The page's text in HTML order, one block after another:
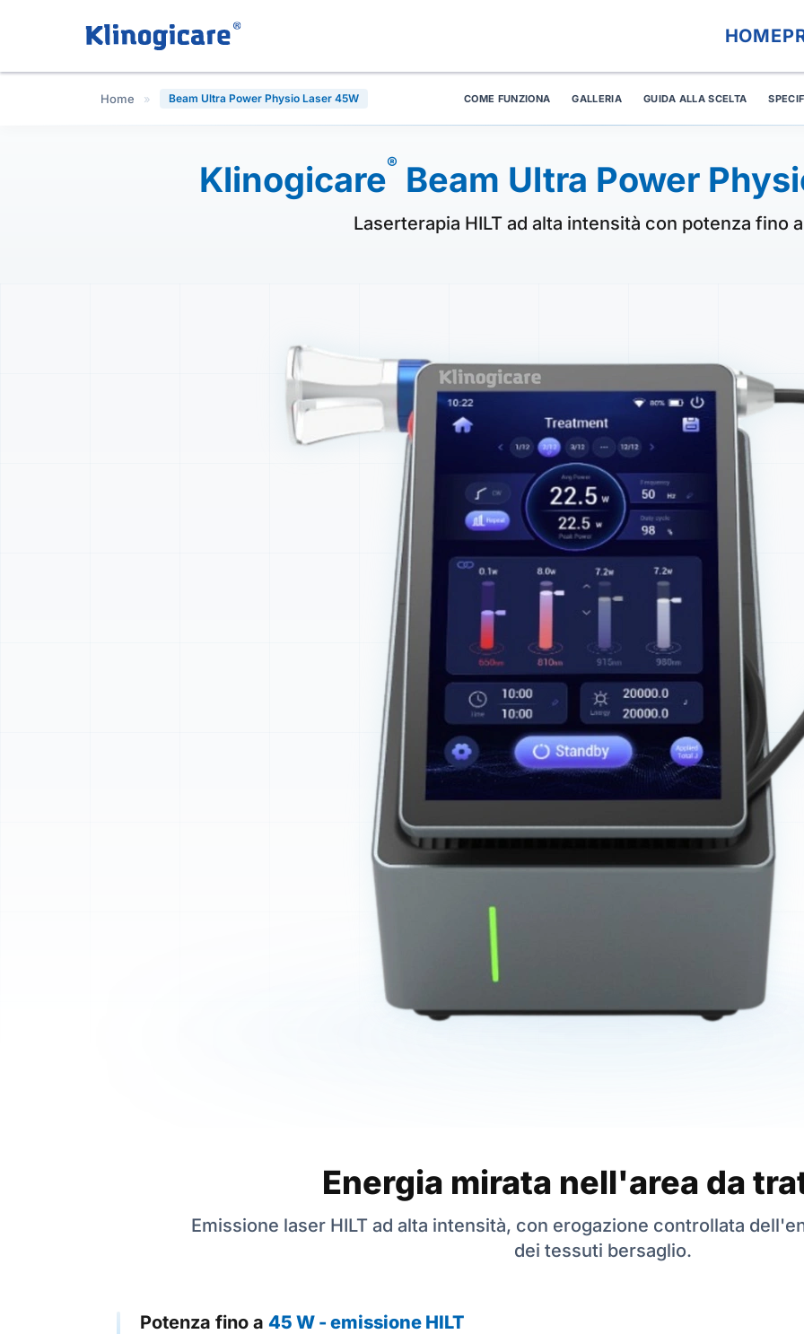
HOME
Klinogicare® Beam Ultra Power
Laserterapia HILT ad alta intensità con potenza fino
Energia mirata nell'area da
Emissione laser HILT ad alta intensità, con erogazione controllata
dei tessuti bersaglio.
Potenza fino a 45 W - emissione HILT
Home » Beam Ultra Power Physio Laser 45W COME FUNZIONA GALLERIA GUIDA ALLA SCELTA